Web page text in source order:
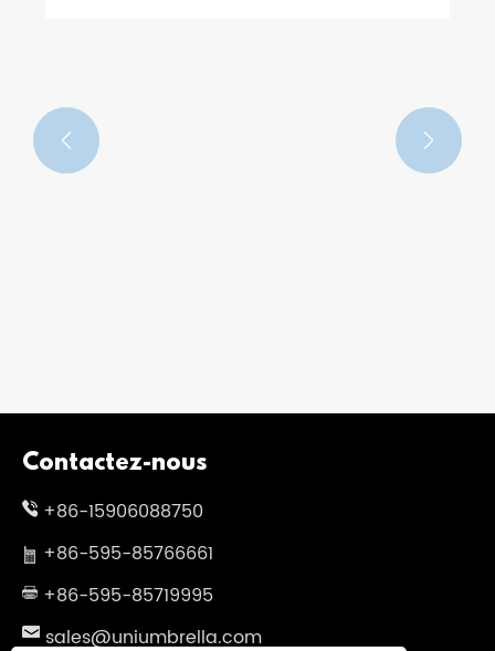
 
Contactez-nous
+86-15906088750
+86-595-85766661
+86-595-85719995
sales@uniumbrella.com